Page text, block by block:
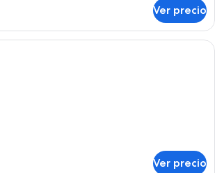
Ver precio
Habitación de hotel con cama,
Ver precio